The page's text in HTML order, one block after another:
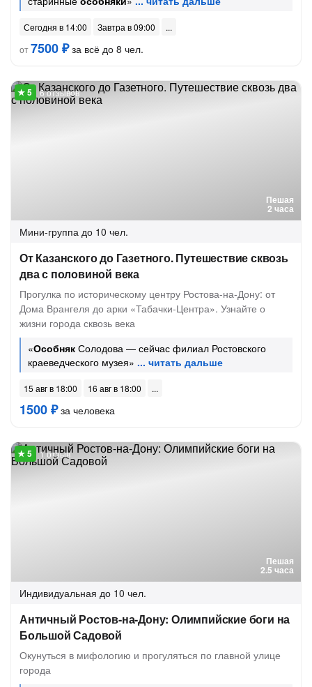
Сегодня в 14:00
Завтра в 09:00
от7500 ₽за всё до 8 чел.
Пешая
2 часа
6 отзывов
Мини-группа до 10 чел.
От Казанского до Газетного. Путешествие сквозь
два с половиной века
Прогулка по историческому центру Ростова-на-Дону: от
Дома Врангеля до арки «Табачки-Центра». Узнайте о
жизни города сквозь века
«Особняк Солодова — сейчас филиал Ростовского
краеведческого музея»
15 авг в 18:00 16 авг в 18:00
1500 ₽за человека
Пешая
2.5 часа
1 отзыв
Индивидуальная до 10 чел.
Античный Ростов-на-Дону: Олимпийские боги на
Большой Садовой
Окунуться в мифологию и прогуляться по главной улице
города